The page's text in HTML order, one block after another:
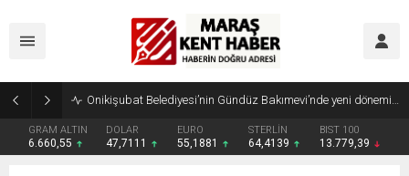
Geleneksel Ağustos Fuarı’nda Madrigal Coşkusu
GRAM ALTIN
6.660,55
DOLAR
47,7111
EURO
55,1881
STERLİN
64,4139
BIST 100
13.779,39